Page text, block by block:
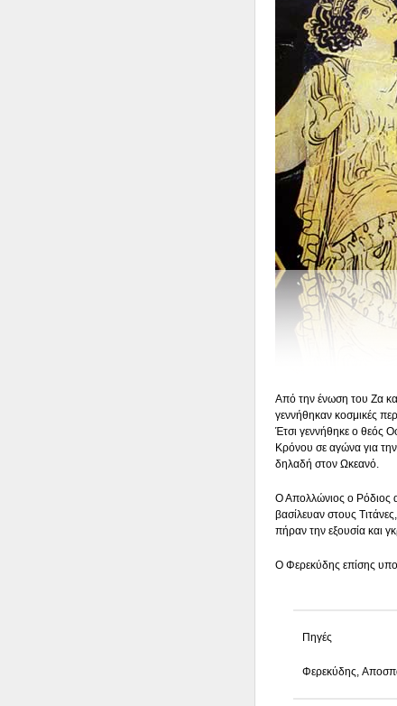
Από την ένωση του Ζα
γεννήθηκαν κοσμικές
Έτσι γεννήθηκε ο θεός
Κρόνου σε αγώνα για
δηλαδή στον Ωκεανό.
Ο Απολλώνιος ο Ρόδιος
βασίλευαν στους
πήραν την εξουσία και
Ο Φερεκύδης επίσης
Πηγές
Φερεκύδης,